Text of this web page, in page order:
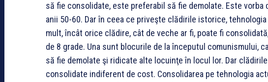
să fie consolidate, este preferabil să fie demolate. Este
anii 50-60. Dar în ceea ce priveşte clădirile istorice,
mult, încât orice clădire, cât de veche ar fi, poate fi
de 8 grade. Una sunt blocurile de la începutul comunismului,
să fie demolate şi ridicate alte locuinţe în locul lor. Dar
consolidate indiferent de cost. Consolidarea pe tehnologia